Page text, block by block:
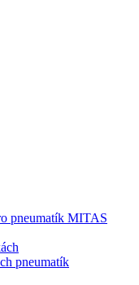
pneumatík MITAS
pneumatík